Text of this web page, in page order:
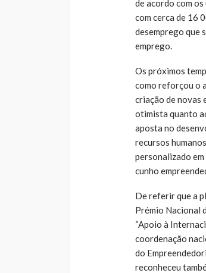
de acordo com
com cerca de 16
desemprego que
emprego.
Os próximos
como reforçou o
criação de novas
otimista quanto
aposta no
recursos
personalizado
cunho
De referir que a
Prémio Nacional
“Apoio à
coordenação
do
reconheceu